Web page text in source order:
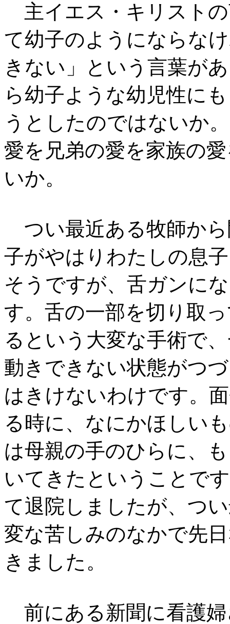
主イエス・キリスト
て幼子のようにならな
きない」という言葉が
ら幼子ような幼児性に
うとしたのではないか
愛を兄弟の愛を家族の
いか。
つい最近ある牧師か
子がやはりわたしの息
そうですが、舌ガンに
す。舌の一部を切り取
るという大変な手術で
動きできない状態がつ
はきけないわけです。
る時に、なにかほしい
は母親の手のひらに、
いてきたということで
て退院しましたが、つ
変な苦しみのなかで先
きました。
前にある新聞に看護